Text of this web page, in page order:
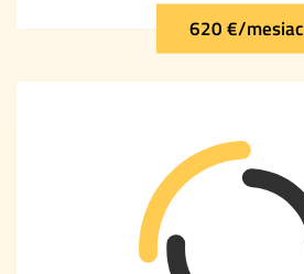
620 €/mesiac